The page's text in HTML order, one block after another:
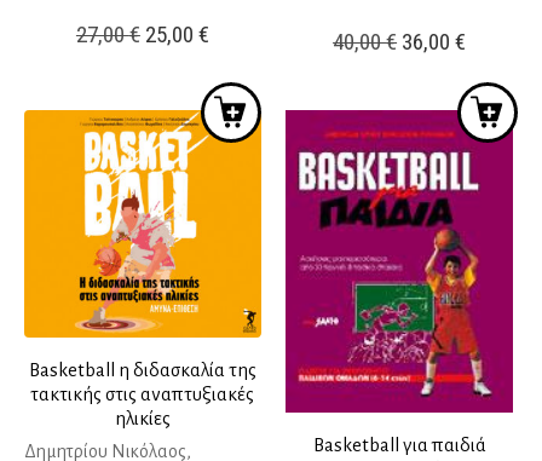
27,00€ Original
27,00 €.
25,00 €Η
τιμή
είναι:
40,00€ Original
was:
40,00 €.
36,00€
τιμή
είναι:
36,00 €.
Basketball η διδασκαλία της
τακτικής στις αναπτυξιακές
ηλικίες
Δημητρίου Νικόλαος,
Basketball για παιδιά